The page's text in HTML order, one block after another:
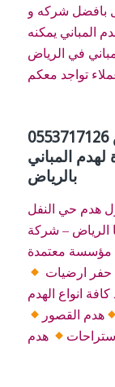
بافضل شركه و
يمكنه
في الرياض
مقاول هدم حي النفل بالرياض 0553717126
المباني
بالرياض
هدم حي النفل
مجانا الرياض – شركة
مؤسسة معتمدة
حفر ارضيات
انواع الهدم
هدم القصور